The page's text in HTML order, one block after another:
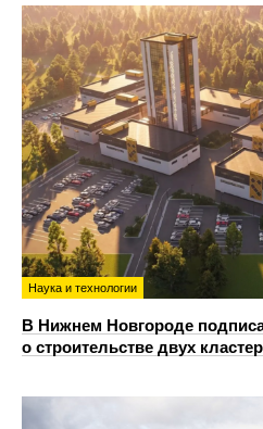
Наука и технологии
В Нижнем Новгороде
о строительстве двух